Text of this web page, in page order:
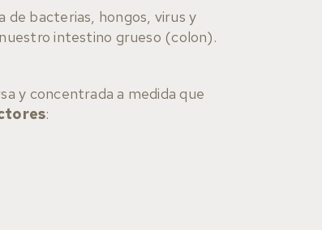
de bacterias, hongos, virus y
intestino grueso (colon).
y concentrada a medida que
: